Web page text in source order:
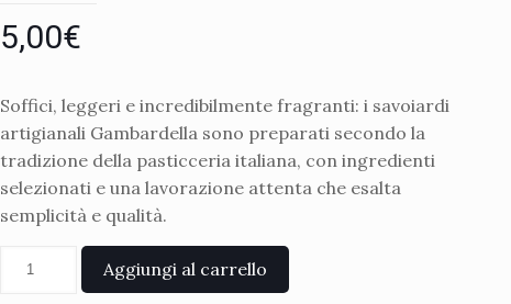
5,00€
Soffici, leggeri e incredibilmente fragranti: i savoiardi
artigianali Gambardella sono preparati secondo la
tradizione della pasticceria italiana, con ingredienti
selezionati e una lavorazione attenta che esalta
semplicità e qualità.
Aggiungi al carrello